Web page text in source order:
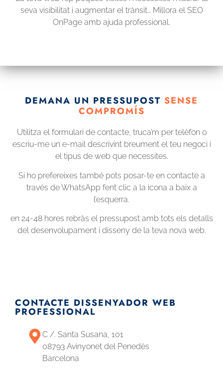
seva visibilitat i augmentar el trànsit… Millora el SEO
OnPage amb ajuda professional.
DEMANA UN PRESSUPOST SENSE
COMPROMÍS
Utilitza el formulari de contacte, truca’m per telèfon o
escriu-me un e-mail descrivint breument el teu negoci i
el tipus de web que necessites.
Si ho prefereixes també pots posar-te en contacte a
través de WhatsApp fent clic a la icona a baix a
l’esquerra.
en 24-48 hores rebràs el pressupost amb tots els detalls
del desenvolupament i disseny de la teva nova web.
CONTACTE DISSENYADOR WEB
PROFESSIONAL
C /. Santa Susana, 101
08793 Avinyonet del Penedès
Barcelona